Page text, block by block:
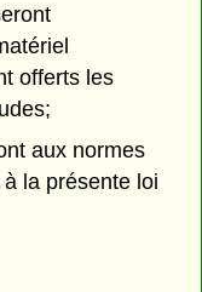
offerts les
aux normes
la présente loi